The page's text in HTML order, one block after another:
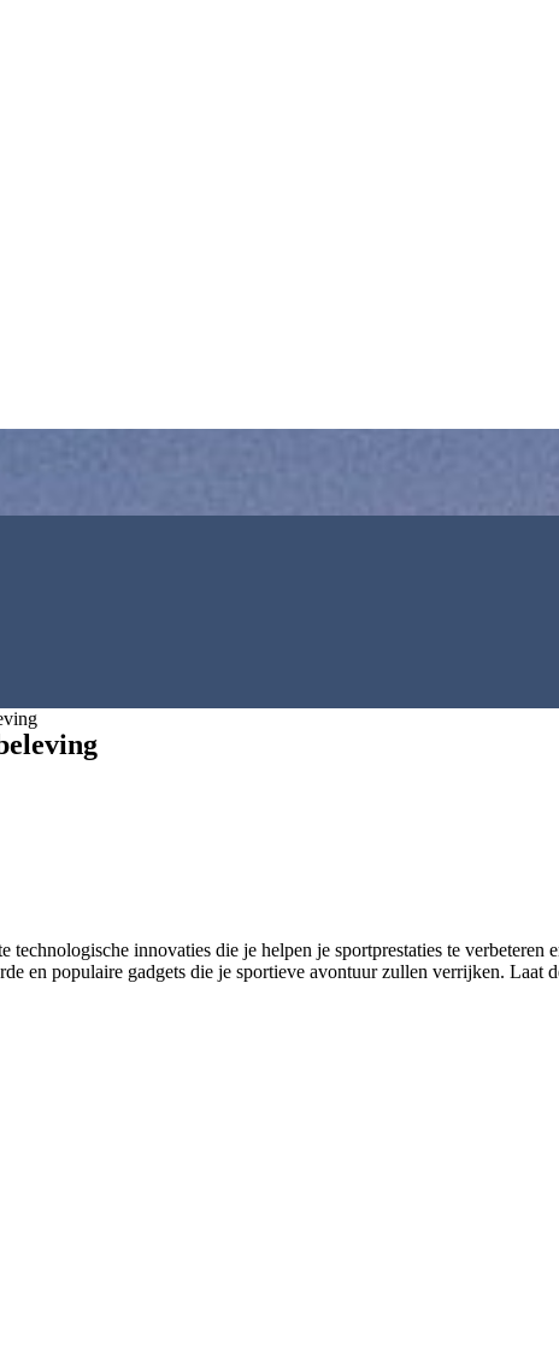
innovaties die je helpen je sportprestaties te
en populaire gadgets die je sportieve avontuur zullen verrijken. Laat